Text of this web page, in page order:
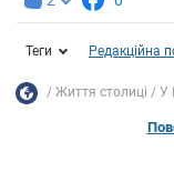
Теги Редакційна
Життя столиці У